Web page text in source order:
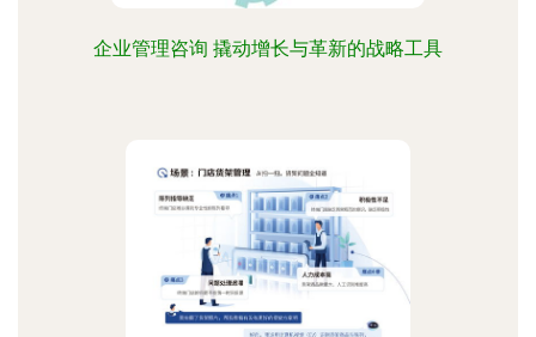
企业管理咨询 撬动增长与革新的战略工具